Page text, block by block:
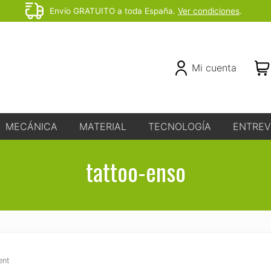
Before
Envío GRATUITO a toda España. Ver condiciones.
Header
RightMi cuenta
MECÁNICA MATERIAL TECNOLOGÍA
tattoo-enso